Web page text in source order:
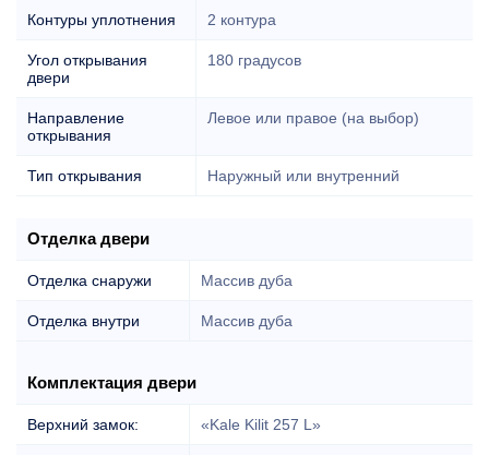
Контуры уплотнения 2 контура
Угол открывания
двери
180 градусов
Направление
открывания
Левое или правое (на выбор)
Тип открывания Наружный или внутренний
Отделка двери
Отделка снаружи Массив дуба
Отделка внутри Массив дуба
Комплектация двери
Верхний замок: «Kale Kilit 257 L»